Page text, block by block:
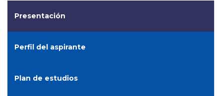
Presentación
Perfil del aspirante
Plan de estudios